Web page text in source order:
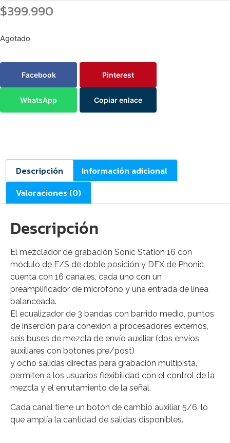
$399.990
Agotado
Facebook Pinterest
WhatsApp Copiar enlace
Descripción
Información adicional
Valoraciones (0)
Descripción
El mezclador de grabación Sonic Station 16 con
módulo de E/S de doble posición y DFX de Phonic
cuenta con 16 canales, cada uno con un
preamplificador de micrófono y una entrada de línea
balanceada.
El ecualizador de 3 bandas con barrido medio, puntos
de inserción para conexión a procesadores externos,
seis buses de mezcla de envío auxiliar (dos envíos
auxiliares con botones pre/post)
y ocho salidas directas para grabación multipista,
permiten a los usuarios flexibilidad con el control de la
mezcla y el enrutamiento de la señal.
Cada canal tiene un botón de cambio auxiliar 5/6, lo
que amplía la cantidad de salidas disponibles.